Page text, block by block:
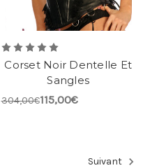
Corset Noir Dentelle Et
Sangles
304,00€115,00€
Suivant